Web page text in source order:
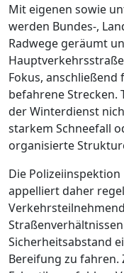
Mit eigenen sowie
werden Bundes-,
Radwege geräumt
Fokus,
befahrene Strecken.
der Winterdienst
starkem Schneefall
organisierte
Die
appelliert daher
Sicherheitsabstand
Bereifung zu fahren.